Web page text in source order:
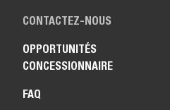
CONTACTEZ-NOUS
OPPORTUNITÉS
CONCESSIONNAIRE
FAQ